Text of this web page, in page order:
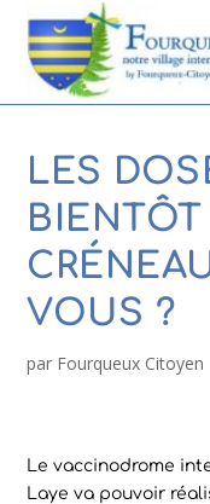
LES
BIENTÔT
VOUS ?
par Fourqueux Citoyen
Le vaccinodrome
Laye va pouvoir